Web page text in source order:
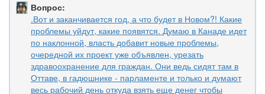
Вопрос:
.Вот и заканчивается год, а что будет в Новом?! Какие
проблемы уйдут, какие появятся. Думаю в Канаде идет
по наклонной, власть добавит новые проблемы,
очередной их проект уже объявлен, урезать
здравоохранение для граждан. Они ведь сидят там в
Оттаве, в гадюшнике - парламенте и только и думают
весь рабочий день откуда взять еще денег чтобы